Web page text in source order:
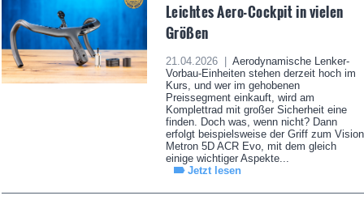
Leichtes Aero-Cockpit in vielen
Größen
21.04.2026 |
Aerodynamische Lenker-
Vorbau-Einheiten stehen derzeit hoch im
Kurs, und wer im gehobenen
Preissegment einkauft, wird am
Komplettrad mit großer Sicherheit eine
finden. Doch was, wenn nicht? Dann
erfolgt beispielsweise der Griff zum Vision
Metron 5D ACR Evo, mit dem gleich
einige wichtiger Aspekte...
Jetzt lesen